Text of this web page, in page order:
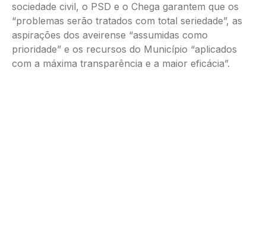
sociedade civil, o PSD e o Chega garantem que os
“problemas serão tratados com total seriedade”, as
aspirações dos aveirense “assumidas como
prioridade” e os recursos do Município “aplicados
com a máxima transparência e a maior eficácia”.